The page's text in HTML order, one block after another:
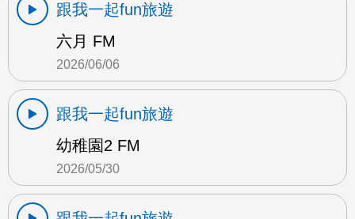
跟我一起fun旅遊
六月 FM
2026/06/06
跟我一起fun旅遊
幼稚園2 FM
2026/05/30